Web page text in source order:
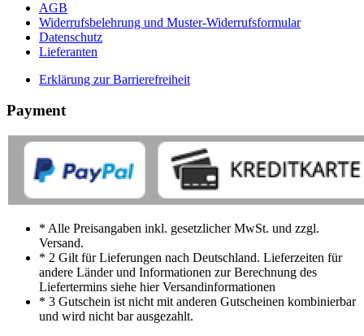
AGB
Widerrufsbelehrung und Muster-Widerrufsformular
Datenschutz
Lieferanten
Erklärung zur Barrierefreiheit
Payment
* Alle Preisangaben inkl. gesetzlicher MwSt. und zzgl.
Versand.
* 2 Gilt für Lieferungen nach Deutschland. Lieferzeiten für
andere Länder und Informationen zur Berechnung des
Liefertermins siehe hier Versandinformationen
* 3 Gutschein ist nicht mit anderen Gutscheinen kombinierbar
und wird nicht bar ausgezahlt.